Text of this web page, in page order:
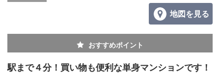
地図を見る
おすすめポイント
駅まで４分！買い物も便利な単身マンションです！